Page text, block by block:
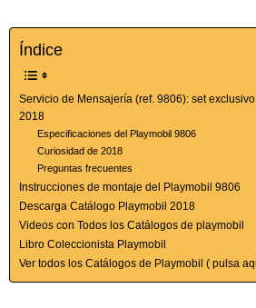
Índice
Servicio de Mensajería (ref. 9806): set
2018
Especificaciones del Playmobil 9806
Curiosidad de 2018
Preguntas frecuentes
Instrucciones de montaje del Playmobil 9806
Descarga Catálogo Playmobil 2018
Videos con Todos los Catálogos de playmobil
Libro Coleccionista Playmobil
Ver todos los Catálogos de Playmobil ( pulsa